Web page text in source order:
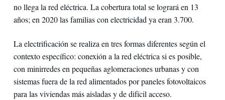
no llega la red eléctrica. La cobertura total se logrará en 13
años; en 2020 las familias con electricidad ya eran 3.700.
La electrificación se realiza en tres formas diferentes según el
contexto específico: conexión a la red eléctrica si es posible,
con minirredes en pequeñas aglomeraciones urbanas y con
sistemas fuera de la red alimentados por paneles fotovoltaicos
para las viviendas más aisladas y de difícil acceso.